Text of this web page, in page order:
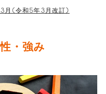
月(令和5年3月改訂)
・強み